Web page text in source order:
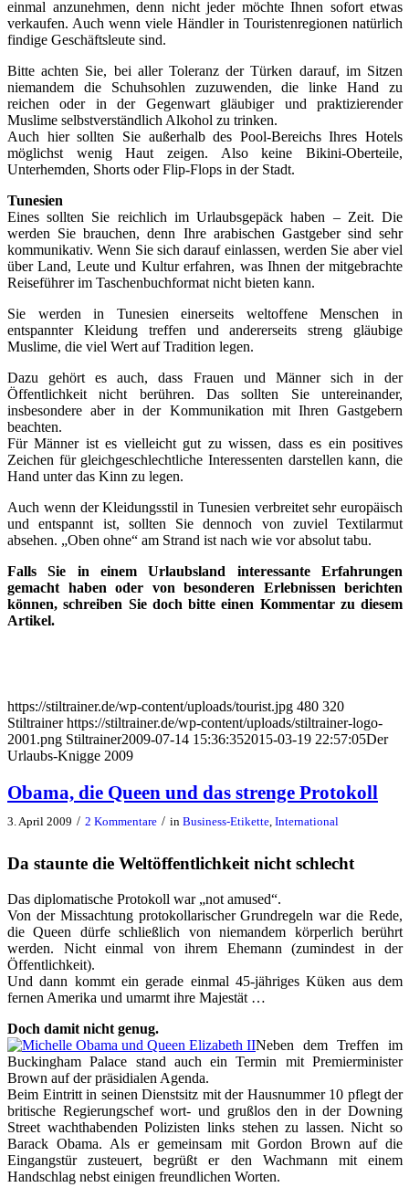
einmal anzunehmen, denn nicht jeder möchte Ihnen sofort etwas
verkaufen. Auch wenn viele Händler in Touristenregionen natürlich
findige Geschäftsleute sind.
Bitte achten Sie, bei aller Toleranz der Türken darauf, im Sitzen
niemandem die Schuhsohlen zuzuwenden, die linke Hand zu
reichen oder in der Gegenwart gläubiger und praktizierender
Muslime selbstverständlich Alkohol zu trinken.
Auch hier sollten Sie außerhalb des Pool-Bereichs Ihres Hotels
möglichst wenig Haut zeigen. Also keine Bikini-Oberteile,
Unterhemden, Shorts oder Flip-Flops in der Stadt.
Tunesien
Eines sollten Sie reichlich im Urlaubsgepäck haben – Zeit. Die
werden Sie brauchen, denn Ihre arabischen Gastgeber sind sehr
kommunikativ. Wenn Sie sich darauf einlassen, werden Sie aber viel
über Land, Leute und Kultur erfahren, was Ihnen der mitgebrachte
Reiseführer im Taschenbuchformat nicht bieten kann.
Sie werden in Tunesien einerseits weltoffene Menschen in
entspannter Kleidung treffen und andererseits streng gläubige
Muslime, die viel Wert auf Tradition legen.
Dazu gehört es auch, dass Frauen und Männer sich in der
Öffentlichkeit nicht berühren. Das sollten Sie untereinander,
insbesondere aber in der Kommunikation mit Ihren Gastgebern
beachten.
Für Männer ist es vielleicht gut zu wissen, dass es ein positives
Zeichen für gleichgeschlechtliche Interessenten darstellen kann, die
Hand unter das Kinn zu legen.
Auch wenn der Kleidungsstil in Tunesien verbreitet sehr europäisch
und entspannt ist, sollten Sie dennoch von zuviel Textilarmut
absehen. „Oben ohne“ am Strand ist nach wie vor absolut tabu.
Falls Sie in einem Urlaubsland interessante Erfahrungen
gemacht haben oder von besonderen Erlebnissen berichten
können, schreiben Sie doch bitte einen Kommentar zu diesem
Artikel.
https://stiltrainer.de/wp-content/uploads/tourist.jpg 480 320
Stiltrainer https://stiltrainer.de/wp-content/uploads/stiltrainer-logo-
2001.png Stiltrainer2009-07-14 15:36:352015-03-19 22:57:05Der
Urlaubs-Knigge 2009
Obama, die Queen und das strenge Protokoll
3. April 2009 / 2 Kommentare / in Business-Etikette, International
Da staunte die Weltöffentlichkeit nicht schlecht
Das diplomatische Protokoll war „not amused“.
Von der Missachtung protokollarischer Grundregeln war die Rede,
die Queen dürfe schließlich von niemandem körperlich berührt
werden. Nicht einmal von ihrem Ehemann (zumindest in der
Öffentlichkeit).
Und dann kommt ein gerade einmal 45-jähriges Küken aus dem
fernen Amerika und umarmt ihre Majestät …
Doch damit nicht genug.
Neben dem Treffen im
Buckingham Palace stand auch ein Termin mit Premierminister
Brown auf der präsidialen Agenda.
Beim Eintritt in seinen Dienstsitz mit der Hausnummer 10 pflegt der
britische Regierungschef wort- und grußlos den in der Downing
Street wachthabenden Polizisten links stehen zu lassen. Nicht so
Barack Obama. Als er gemeinsam mit Gordon Brown auf die
Eingangstür zusteuert, begrüßt er den Wachmann mit einem
Handschlag nebst einigen freundlichen Worten.